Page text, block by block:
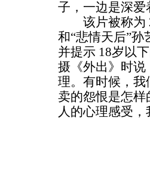
子，一边是深
该片被称为
和“悲情天后”
并提示 18岁以
摄《外出》时说
理。有时候，
卖的怨恨是怎
人的心理感受